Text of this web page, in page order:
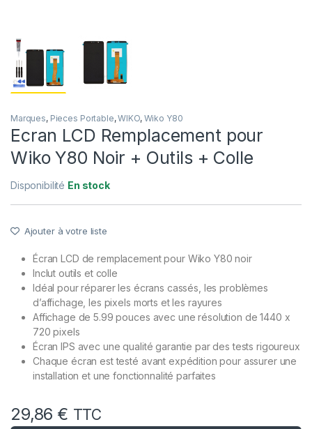
Marques, Pieces Portable,WIKO, Wiko Y80
Ecran LCD Remplacement pour
Wiko Y80 Noir + Outils + Colle
Disponibilité En stock
Ajouter à votre liste
Écran LCD de remplacement pour Wiko Y80 noir
Inclut outils et colle
Idéal pour réparer les écrans cassés, les problèmes
d’affichage, les pixels morts et les rayures
Affichage de 5.99 pouces avec une résolution de 1440 x
720 pixels
Écran IPS avec une qualité garantie par des tests rigoureux
Chaque écran est testé avant expédition pour assurer une
installation et une fonctionnalité parfaites
29,86 € TTC